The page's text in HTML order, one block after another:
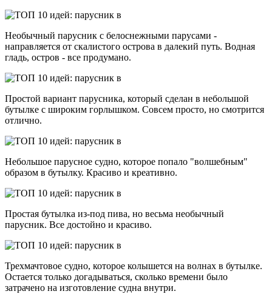
Необычный парусник с белоснежными парусами -
направляется от скалистого острова в далекий путь. Водная
гладь, остров - все продумано.
Простой вариант парусника, который сделан в небольшой
бутылке с широким горлышком. Совсем просто, но смотрится
отлично.
Небольшое парусное судно, которое попало "волшебным"
образом в бутылку. Красиво и креативно.
Простая бутылка из-под пива, но весьма необычный
парусник. Все достойно и красиво.
Трехмачтовое судно, которое колышется на волнах в бутылке.
Остается только догадываться, сколько времени было
затрачено на изготовление судна внутри.